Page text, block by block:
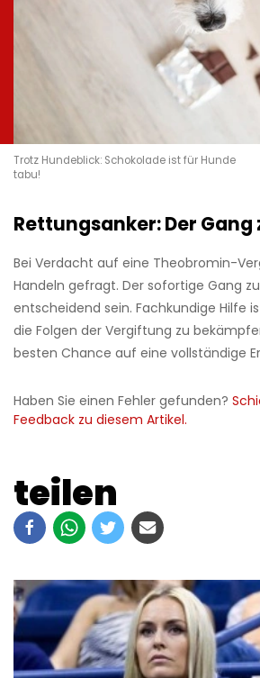
Trotz Hundeblick: Schokolade ist für Hunde
tabu!
Rettungsanker: Der
Bei Verdacht auf eine Theobromin-
Handeln gefragt. Der sofortige Gang
entscheidend sein. Fachkundige Hilfe
die Folgen der Vergiftung zu
besten Chance auf eine vollständige
Haben Sie einen Fehler gefunden?
Feedback zu diesem Artikel.
teilen